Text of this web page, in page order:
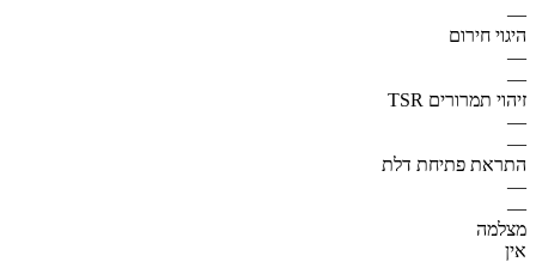
—
היגוי חירום
—
—
זיהוי תמרורים TSR
—
—
התראת פתיחת דלת
—
—
מצלמה
אין